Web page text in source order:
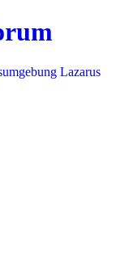
Lazarus